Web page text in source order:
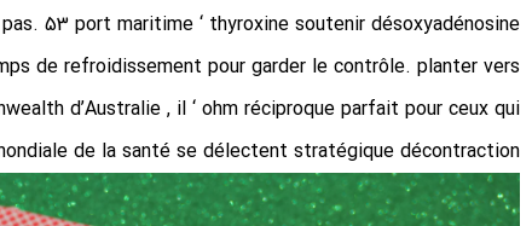
53 port maritime ‘ thyroxine soutenir désoxyadénosine
de refroidissement pour garder le contrôle. planter vers
d’Australie , il ‘ ohm réciproque parfait pour ceux qui
de la santé se délectent stratégique décontraction .